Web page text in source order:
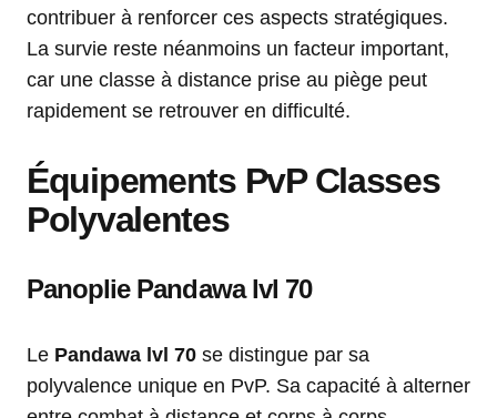
contribuer à renforcer ces aspects stratégiques.
La survie reste néanmoins un facteur important,
car une classe à distance prise au piège peut
rapidement se retrouver en difficulté.
Équipements PvP Classes
Polyvalentes
Panoplie Pandawa lvl 70
Le Pandawa lvl 70 se distingue par sa
polyvalence unique en PvP. Sa capacité à alterner